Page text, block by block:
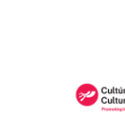
Image